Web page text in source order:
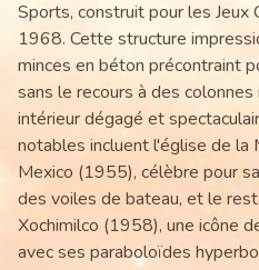
Sports, construit pour les Jeux
1968. Cette structure
minces en béton précontraint
sans le recours à des
intérieur dégagé et
notables incluent l'église de la
Mexico (1955), célèbre pour
des voiles de bateau, et le
Xochimilco (1958), une icône
avec ses paraboloïdes